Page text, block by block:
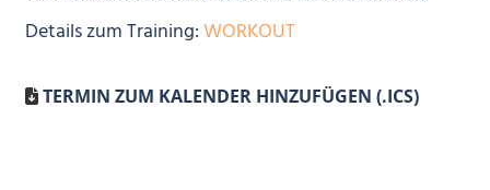
Details zum Training:WORKOUT
TERMIN ZUM KALENDER HINZUFÜGEN (.ICS)